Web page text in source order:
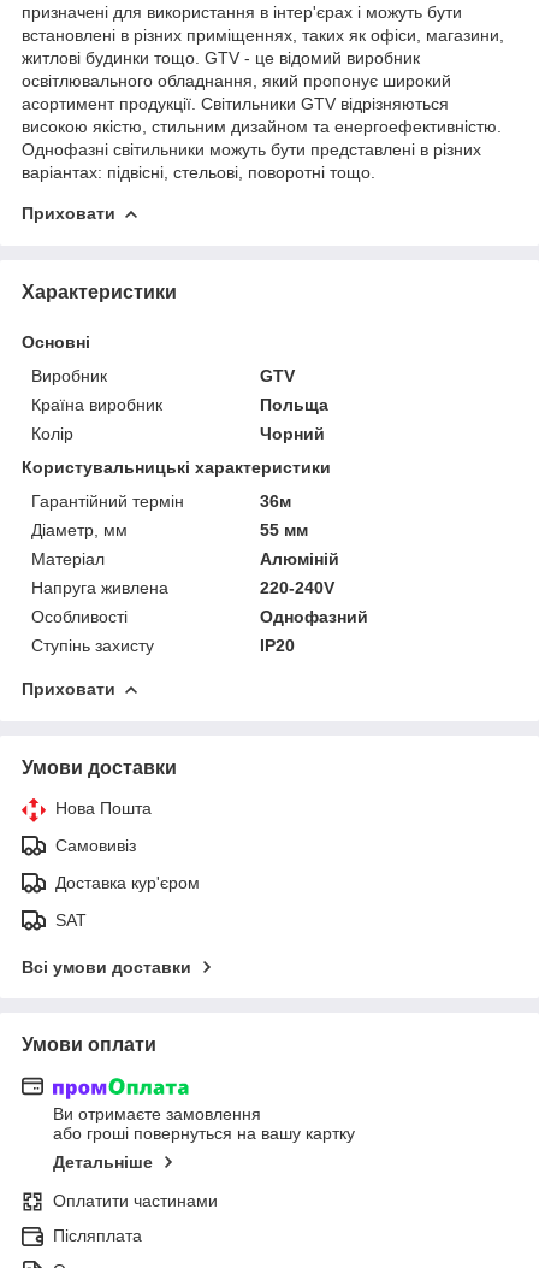
призначені для використання в інтер'єрах і можуть бути
встановлені в різних приміщеннях, таких як офіси, магазини,
житлові будинки тощо. GTV - це відомий виробник
освітлювального обладнання, який пропонує широкий
асортимент продукції. Світильники GTV відрізняються
високою якістю, стильним дизайном та енергоефективністю.
Однофазні світильники можуть бути представлені в різних
варіантах: підвісні, стельові, поворотні тощо.
Приховати
Характеристики
Основні
Виробник
GTV
Країна виробник
Польща
Колір
Чорний
Користувальницькі характеристики
Гарантійний термін
36м
Діаметр, мм
55 мм
Матеріал
Алюміній
Напруга живлена
220-240V
Особливості
Однофазний
Ступінь захисту
IP20
Приховати
Умови доставки
Нова Пошта
Самовивіз
Доставка кур'єром
SAT
Всі умови доставки
Умови оплати
Ви отримаєте замовлення
або гроші повернуться на вашу картку
Детальніше
Оплатити частинами
Післяплата